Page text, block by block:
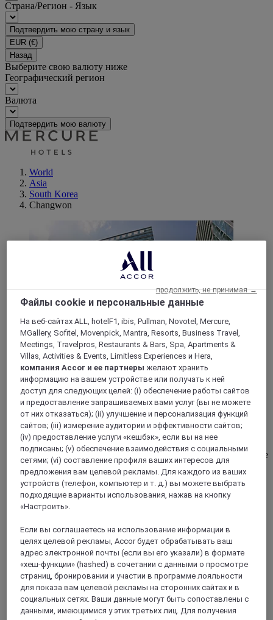
Страна/Регион - Язык
Подтвердить мою страну и язык
EUR (€)
Назад
Выберите свою валюту ниже
Географический регион
Валюта
Подтвердить мою валюту
World
Asia
South Korea
Changwon
Чханвон, Южная Корея
Grand Mercure Ambassador Чханвон
Откройте для себя отель, сочетающий роскошный стиль
жизни и продуманный дизайн, где вы сможете как
следует отдохнуть независимо от цели поездки. В отеле
321 номер, оформленный в 10 разных стилях. В
средиземноморском ресторане вам предложат различные
блюда из органических ингредиентов.
4,2/5Rated 4,2 of 5
Файлы cookie и персональные данные
На веб-сайтах ALL, hotelF1, ibis, Pullman, Novotel, Mercure,
MGallery, Sofitel, Movenpick, Mantra, Resorts, Business Travel,
Meetings, Travelpros, Restaurants & Bars, Spa, Apartments &
Villas, Activities & Events, Limitless Experiences и Hera,
компания Accor и ее партнеры желают хранить
информацию на вашем устройстве или получать к ней
доступ для следующих целей: (i) обеспечение работы сайтов
и предоставление запрашиваемых вами услуг (вы не можете
от них отказаться); (ii) улучшение и персонализация функций
сайтов; (iii) измерение аудитории и эффективности сайтов;
(iv) предоставление услуги «кешбэк», если вы на нее
подписаны; (v) обеспечение взаимодействия с социальными
сетями; (vi) составление профиля ваших интересов для
предложения вам целевой рекламы. Для каждого из ваших
устройств (телефон, компьютер и т. д.) вы можете выбрать
подходящие варианты использования, нажав на кнопку
«Настроить».
Если вы соглашаетесь на использование информации в
целях целевой рекламы, Accor будет обрабатывать ваш
адрес электронной почты (если вы его указали) в формате
«хеш-функции» (hashed) в сочетании с данными о просмотре
страниц, бронировании и участии в программе лояльности
для показа вам целевой рекламы на сторонних сайтах и в
социальных сетях. Ваши данные могут быть сопоставлены с
данными, имеющимися у этих третьих лиц. Для получения
продолжить, не принимая →